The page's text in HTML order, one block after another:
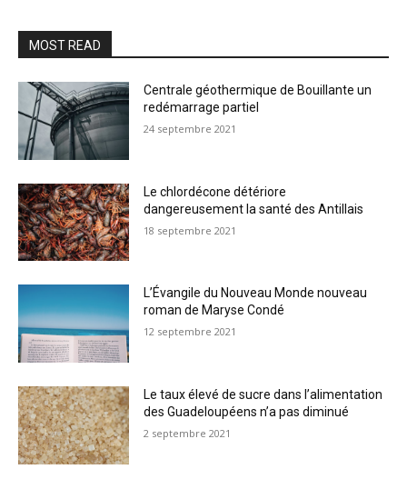
MOST READ
Centrale géothermique de Bouillante un
redémarrage partiel
24 septembre 2021
Le chlordécone détériore
dangereusement la santé des Antillais
18 septembre 2021
L’Évangile du Nouveau Monde nouveau
roman de Maryse Condé
12 septembre 2021
Le taux élevé de sucre dans l’alimentation
des Guadeloupéens n’a pas diminué
2 septembre 2021